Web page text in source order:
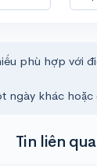
phù hợp với
ngày khác
Tin liên